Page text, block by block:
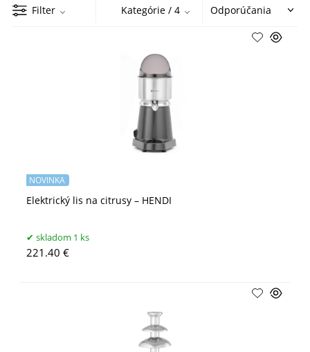
Filter Kategórie / 4
Elektrický lis na citrusy – HENDI
NOVINKA
skladom 1 ks
221.40 €